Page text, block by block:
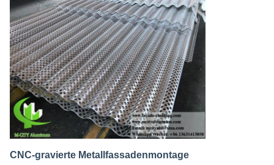
CNC-gravierte Metallfassadenmontage